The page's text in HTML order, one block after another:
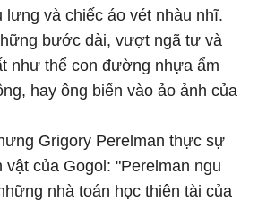
lưng và chiếc áo vét nhàu nhĩ.
bước dài, vượt ngã tư và
như thể con đường nhựa ẩm
hay ông biến vào ảo ảnh của
Grigory Perelman thực sự
của Gogol: "Perelman ngu
nhà toán học thiên tài của